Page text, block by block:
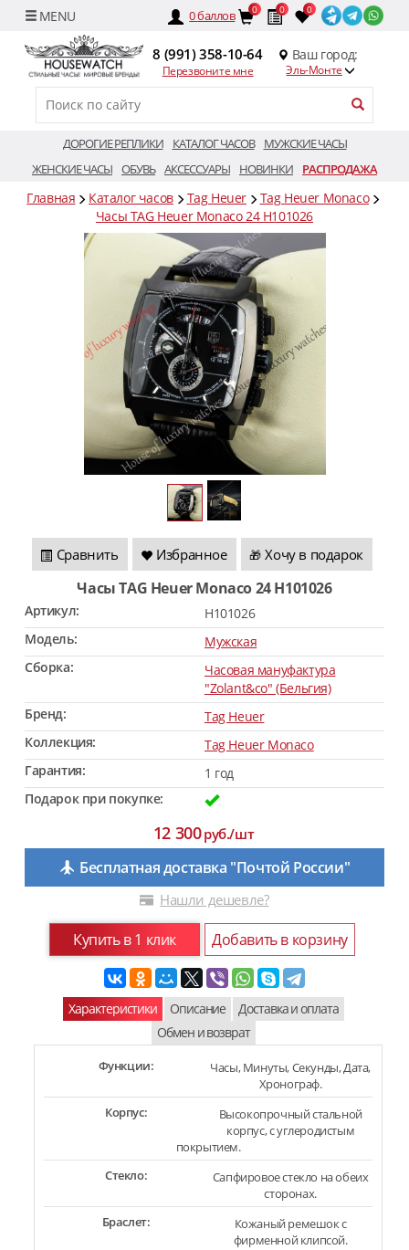
0баллов 0 0 0
8 (991) 358-10-64
Перезвоните мне
Ваш город:
Эль-Монте
ДОРОГИЕ РЕПЛИКИ КАТАЛОГ ЧАСОВ
МУЖСКИЕ ЧАСЫ
ЖЕНСКИЕ ЧАСЫ ОБУВЬ АКСЕССУАРЫ НОВИНКИ РАСПРОДАЖА
Главная Каталог часов Tag Heuer
Tag Heuer Monaco
Часы TAG Heuer Monaco 24 H101026
Сравнить Избранное 🎁 Хочу в подарок
Часы TAG Heuer Monaco 24 H101026
Артикул:
H101026
Модель:
Мужская
Сборка:
Часовая мануфактура
"Zolant&co" (Бельгия)
Бренд:
Tag Heuer
Коллекция:
Tag Heuer Monaco
Гарантия:
1 год
Подарок при покупке:
12 300руб./шт
Бесплатная доставка "Почтой России"
Нашли дешевле?
Купить в 1 клик Добавить в корзину
Характеристики Описание
Доставка и оплата
Обмен и возврат
Функции:
Часы, Минуты, Секунды, Дата,
Хронограф.
Корпус:
Высокопрочный стальной
корпус, с углеродистым
покрытием.
Стекло:
Сапфировое стекло на обеих
сторонах.
Браслет:
Кожаный ремешок с
фирменной клипсой.